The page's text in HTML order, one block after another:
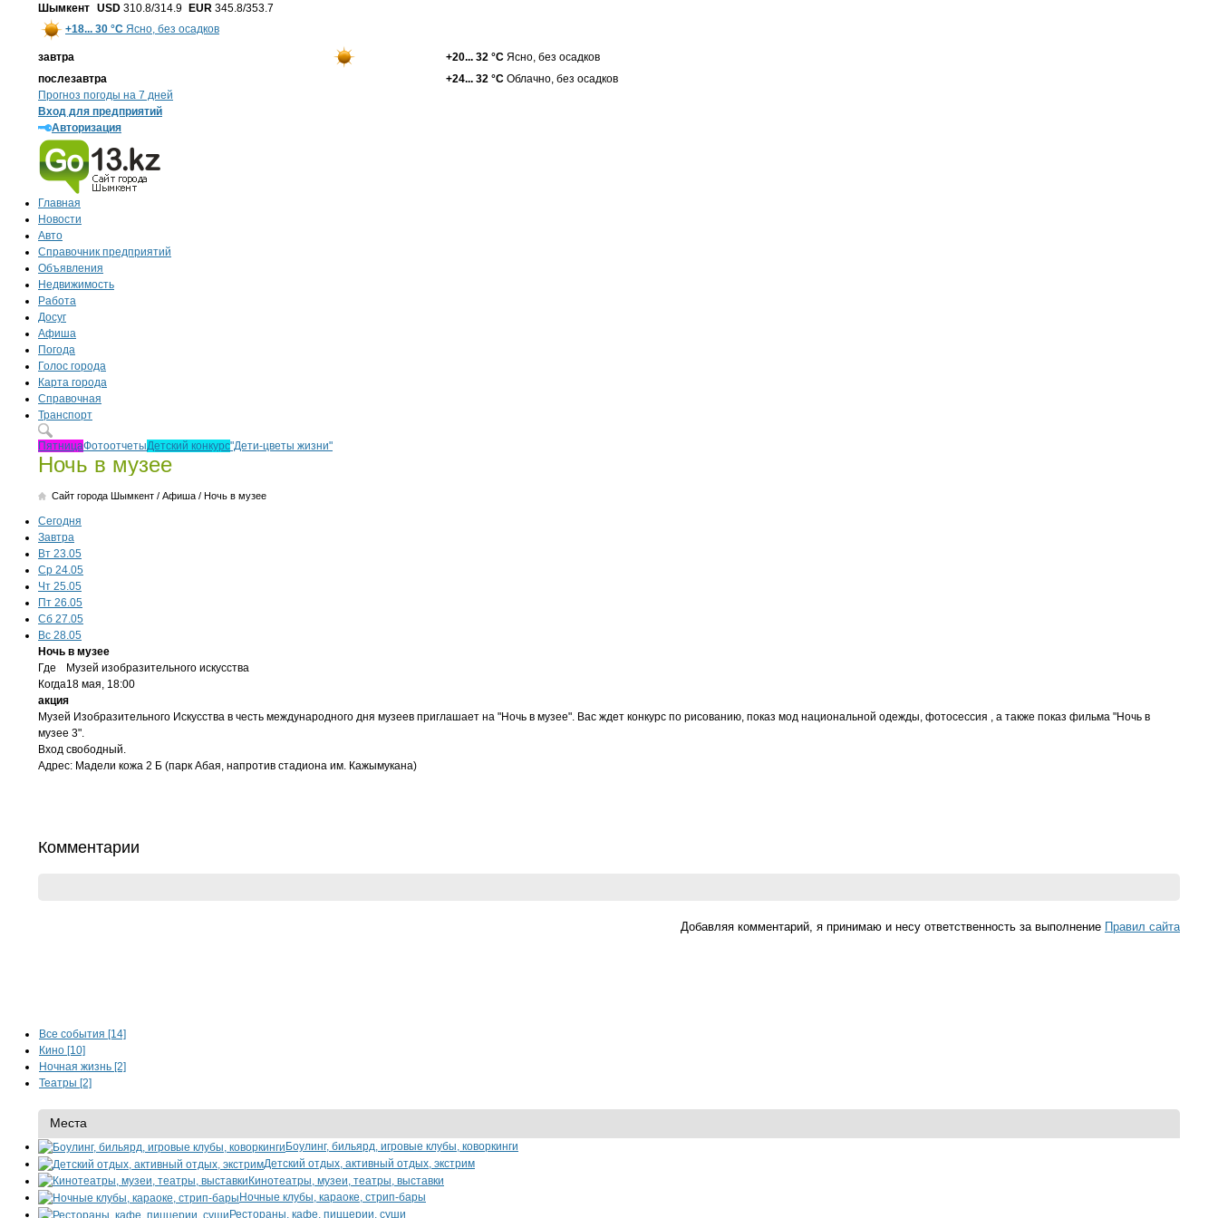
Шымкент USD 310.8/314.9 EUR 345.8/353.7
+18... 30 °С Ясно, без осадков
завтра +20... 32 °С Ясно, без осадков
послезавтра
+24... 32 °С Облачно, без осадков
Прогноз погоды на 7 дней
Вход для предприятий
Авторизация
Главная
Новости
Авто
Справочник предприятий
Объявления
Недвижимость
Работа
Досуг
Афиша
Погода
Голос города
Карта города
Справочная
Транспорт
ПятницаФотоотчетыДетский конкурс"Дети-цветы жизни"
Ночь в музее
Cайт города Шымкент / Афиша / Ночь в музее
Сегодня
Завтра
Вт 23.05
Ср 24.05
Чт 25.05
Пт 26.05
Сб 27.05
Вс 28.05
Ночь в музее
Где
Музей изобразительного искусства
Когда18 мая, 18:00
акция
Музей Изобразительного Искусства в честь международного дня музеев приглашает на "Ночь в музее". Вас ждет конкурс по рисованию, показ мод национальной одежды, фотосессия , а также показ фильма "Ночь в
музее 3".
Вход свободный.
Адрес: Мадели кожа 2 Б (парк Абая, напротив стадиона им. Кажымукана)
Комментарии
Добавляя комментарий, я принимаю и несу ответственность за выполнение Правил cайта
Все события [14]
Кино [10]
Ночная жизнь [2]
Театры [2]
Места
Боулинг, бильярд, игровые клубы, коворкинги
Детский отдых, активный отдых, экстрим
Кинотеатры, музеи, театры, выставки
Ночные клубы, караоке, стрип-бары
Рестораны, кафе, пиццерии, суши